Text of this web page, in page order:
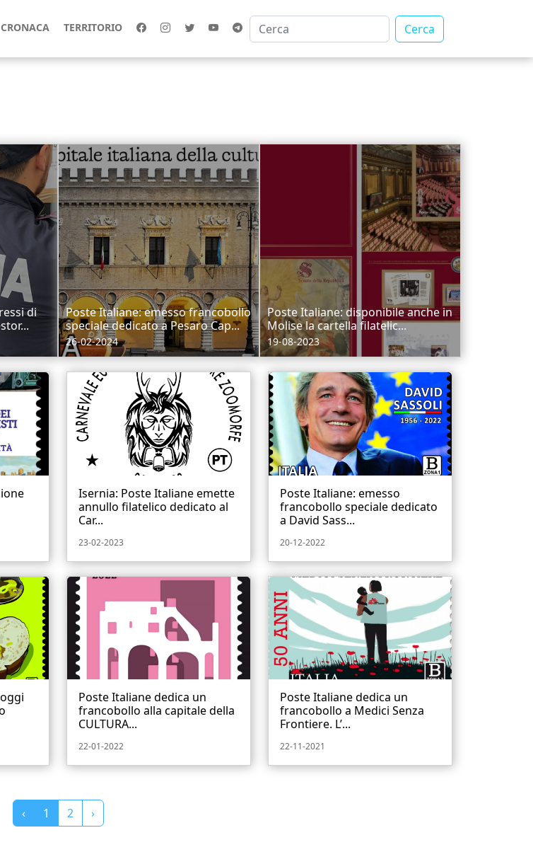
CRONACA TERRITORIO Cerca
di
Poste Italiane: emesso francobollo
speciale dedicato a Pesaro Cap...
26-02-2024
Poste Italiane: disponibile anche in
Molise la cartella filatelic...
19-08-2023
Isernia: Poste Italiane emette
annullo filatelico dedicato al
Car...
23-02-2023
Poste Italiane: emesso
francobollo speciale dedicato
a David Sass...
20-12-2022
Poste Italiane dedica un
francobollo alla capitale della
CULTURA...
22-01-2022
Poste Italiane dedica un
francobollo a Medici Senza
Frontiere. L’...
22-11-2021
‹ 1 2 ›